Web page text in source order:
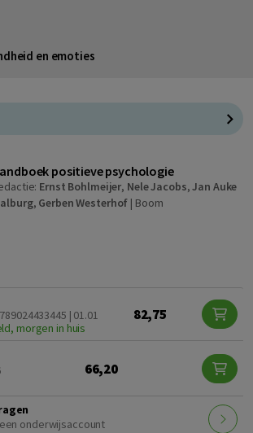
en emoties
positieve psychologie
Ernst Bohlmeijer, Nele Jacobs,Jan Auke
, Gerben Westerhof | Boom
| 01.01
morgen in huis
82,75
66,20
onderwijsaccount